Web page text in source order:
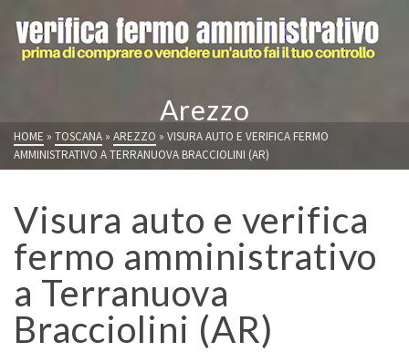
Arezzo
HOME » TOSCANA » AREZZO » VISURA AUTO E VERIFICA FERMO
AMMINISTRATIVO A TERRANUOVA BRACCIOLINI (AR)
Visura auto e verifica
fermo amministrativo
a Terranuova
Bracciolini (AR)